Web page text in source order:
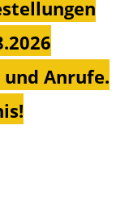
Anrufe.